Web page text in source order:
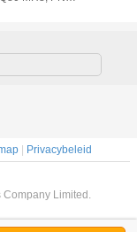
| Privacybeleid
Limited.